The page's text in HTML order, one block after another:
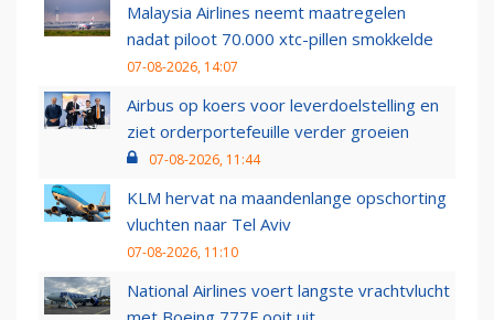
Malaysia Airlines neemt maatregelen
nadat piloot 70.000 xtc-pillen smokkelde
07-08-2026, 14:07
Airbus op koers voor leverdoelstelling en
ziet orderportefeuille verder groeien
07-08-2026, 11:44
KLM hervat na maandenlange opschorting
vluchten naar Tel Aviv
07-08-2026, 11:10
National Airlines voert langste vrachtvlucht